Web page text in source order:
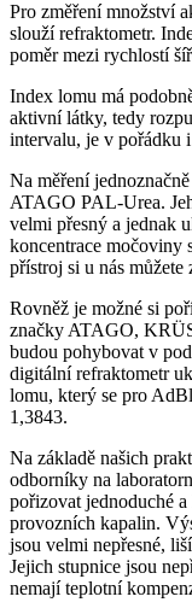
Pro změření množství
slouží refraktometr.
poměr mezi rychlostí
Index lomu má
aktivní látky, tedy
intervalu, je v pořádku
Na měření
ATAGO PAL-Urea.
velmi přesný a jednak
koncentrace močoviny
přístroj si u nás
Rovněž je možné si
značky ATAGO,
budou pohybovat v
digitální refraktometr
lomu, který se pro
1,3843.
Na základě našich
odborníky na
pořizovat jednoduché
provozních kapalin.
jsou velmi nepřesné,
Jejich stupnice jsou
nemají teplotní